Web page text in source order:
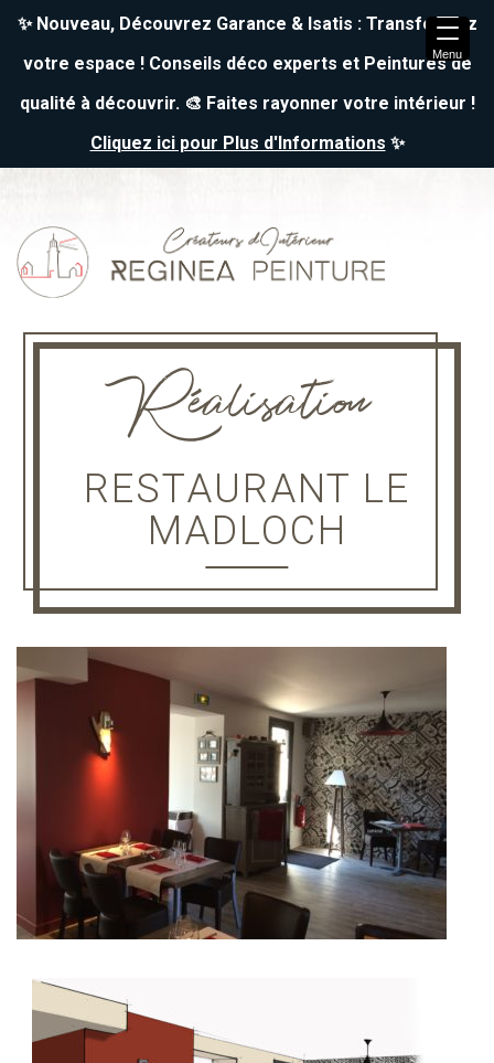
✨ Nouveau, Découvrez Garance & Isatis : Transformez
votre espace ! Conseils déco experts et Peintures de
qualité à découvrir. 🎨 Faites rayonner votre intérieur !
Cliquez ici pour Plus d'Informations ✨
Skip
to
Main
Réalisation
RESTAURANT LE
MADLOCH
Menu